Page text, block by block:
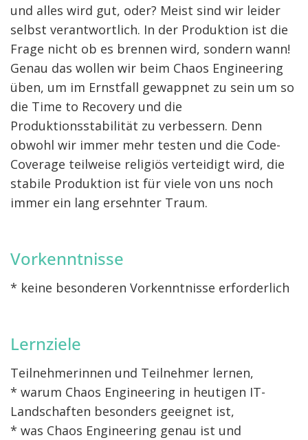
und alles wird gut, oder? Meist sind wir leider
selbst verantwortlich. In der Produktion ist die
Frage nicht ob es brennen wird, sondern wann!
Genau das wollen wir beim Chaos Engineering
üben, um im Ernstfall gewappnet zu sein um so
die Time to Recovery und die
Produktionsstabilität zu verbessern. Denn
obwohl wir immer mehr testen und die Code-
Coverage teilweise religiös verteidigt wird, die
stabile Produktion ist für viele von uns noch
immer ein lang ersehnter Traum.
Vorkenntnisse
* keine besonderen Vorkenntnisse erforderlich
Lernziele
Teilnehmerinnen und Teilnehmer lernen,
* warum Chaos Engineering in heutigen IT-
Landschaften besonders geeignet ist,
* was Chaos Engineering genau ist und